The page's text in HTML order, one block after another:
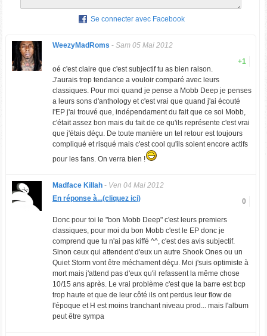
Se connecter avec Facebook
WeezyMadRoms - Sam 05 Mai 2012
+1
oé c'est claire que c'est subjectif tu as bien raison.
J'aurais trop tendance a vouloir comparé avec leurs
classiques. Pour moi quand je pense a Mobb Deep je penses
a leurs sons d'anthology et c'est vrai que quand j'ai écouté
l'EP j'ai trouvé que, indépendament du fait que ce soi Mobb,
c'était assez bon mais du fait de ce qu'ils représente c'est vrai
que j'étais déçu. De toute manière un tel retour est toujours
compliqué et risqué mais c'est cool qu'ils soient encore actifs
pour les fans. On verra bien !
Madface Killah- Ven 04 Mai 2012
0
En réponse à...(cliquez ici)
Donc pour toi le "bon Mobb Deep" c'est leurs premiers
classiques, pour moi du bon Mobb c'est le EP donc je
comprend que tu n'ai pas kiffé ^^, c'est des avis subjectif.
Sinon ceux qui attendent d'eux un autre Shook Ones ou un
Quiet Storm vont être méchament déçu. Moi j'suis optimiste à
mort mais j'attend pas d'eux qu'il refassent la même chose
10/15 ans après. Le vrai problème c'est que la barre est bcp
trop haute et que de leur côté ils ont perdus leur flow de
l'époque et H est moins tranchant niveau prod... mais l'album
peut être sympa